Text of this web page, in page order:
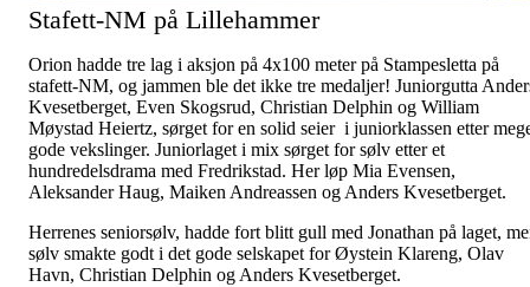
Stafett-NM på Lillehammer
Orion hadde tre lag i aksjon på 4x100 meter på Stampesletta på
stafett-NM, og jammen ble det ikke tre medaljer! Juniorgutta
Kvesetberget, Even Skogsrud, Christian Delphin og William
Møystad Heiertz, sørget for en solid seier i juniorklassen etter
gode vekslinger. Juniorlaget i mix sørget for sølv etter et
hundredelsdrama med Fredrikstad. Her løp Mia Evensen,
Aleksander Haug, Maiken Andreassen og Anders Kvesetberget.
Herrenes seniorsølv, hadde fort blitt gull med Jonathan på laget,
sølv smakte godt i det gode selskapet for Øystein Klareng, Olav
Havn, Christian Delphin og Anders Kvesetberget.